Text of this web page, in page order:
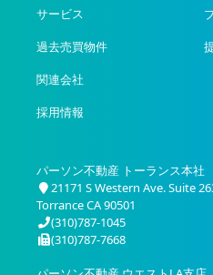
サービス
過去売買物件
関連会社
採用情報
パーソン不動産 トーランス本社
21171 S Western Ave. Suite
Torrance CA 90501
(310)787-1045
(310)787-7668